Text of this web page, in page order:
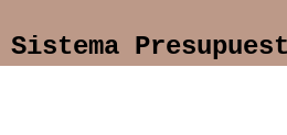
Sistema